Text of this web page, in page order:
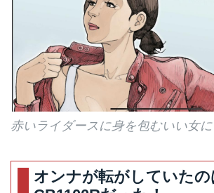
赤いライダースに身を包むいい女に
オンナが転がしていたの